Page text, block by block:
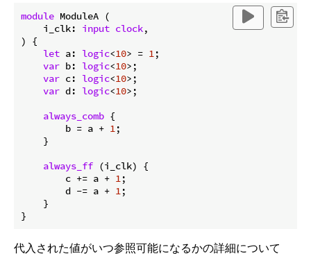
module ModuleA (
    i_clk:
input clock,
) {
let a: logic<10> = 1;
var b: logic<10>;
var c: logic<10>;
var d: logic<10>;
always_comb {
        b = a +
1;
    }
always_ff (i_clk) {
        c += a +
1;
        d -= a +
1;
    }
代入された値がいつ参照可能になるかの詳細について